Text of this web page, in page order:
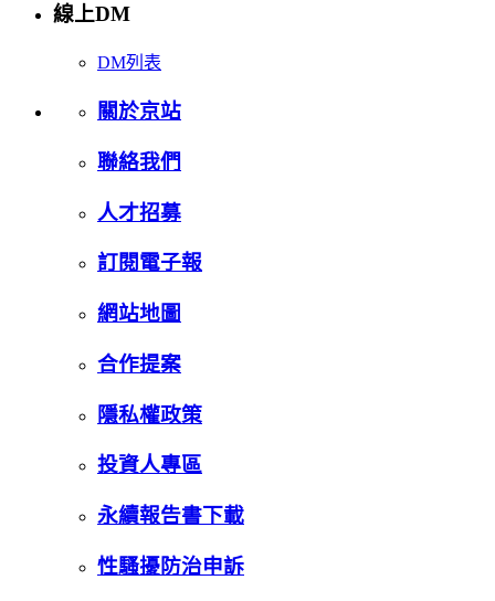
線上DM
DM列表
關於京站
聯絡我們
人才招募
訂閱電子報
網站地圖
合作提案
隱私權政策
投資人專區
永續報告書下載
性騷擾防治申訴